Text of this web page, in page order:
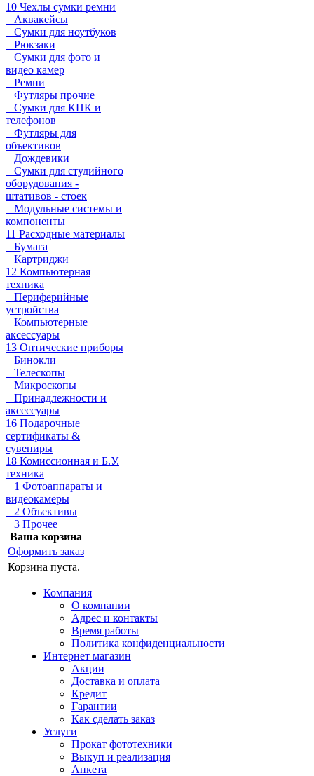
10 Чехлы сумки ремни
Аквакейсы
Сумки для ноутбуков
Рюкзаки
Сумки для фото и
видео камер
Ремни
Футляры прочие
Сумки для КПК и
телефонов
Футляры для
объективов
Дождевики
Сумки для студийного
оборудования -
штативов - стоек
Модульные системы и
компоненты
11 Расходные материалы
Бумага
Картриджи
12 Компьютерная
техника
Периферийные
устройства
Компьютерные
аксессуары
13 Оптические приборы
Бинокли
Телескопы
Микроскопы
Принадлежности и
аксессуары
16 Подарочные
сертификаты &
сувениры
18 Комиссионная и Б.У.
техника
1 Фотоаппараты и
видеокамеры
2 Объективы
3 Прочее
Ваша корзина
Оформить заказ
Корзина пуста.
Компания
О компании
Адрес и контакты
Время работы
Политика конфиденциальности
Интернет магазин
Акции
Доставка и оплата
Кредит
Гарантии
Как сделать заказ
Услуги
Прокат фототехники
Выкуп и реализация
Анкета